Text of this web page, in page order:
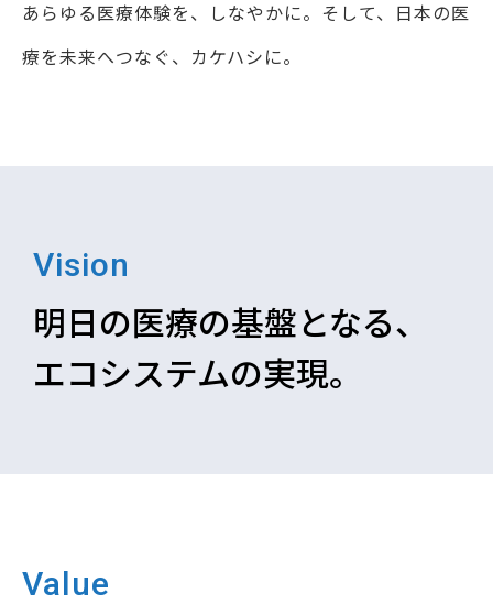
あらゆる医療体験を、しなやかに。そして、⽇本の医
療を未来へつなぐ、カケハシに。
Vision
明⽇の医療の基盤となる、
エコシステムの実現。
Value